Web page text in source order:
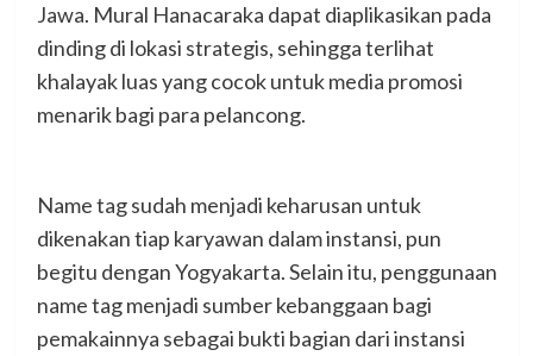
Jawa. Mural Hanacaraka dapat diaplikasikan pada
dinding di lokasi strategis, sehingga terlihat
khalayak luas yang cocok untuk media promosi
menarik bagi para pelancong.
Name tag sudah menjadi keharusan untuk
dikenakan tiap karyawan dalam instansi, pun
begitu dengan Yogyakarta. Selain itu, penggunaan
name tag menjadi sumber kebanggaan bagi
pemakainnya sebagai bukti bagian dari instansi